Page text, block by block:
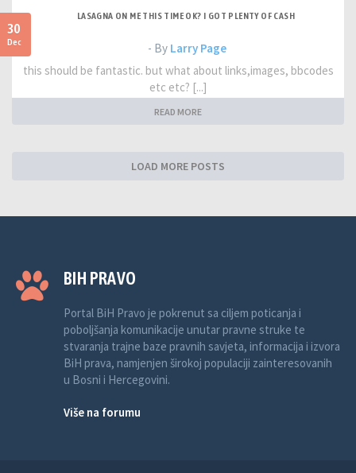
30
Dec
LASAGNA ON ME THIS TIME OK? I GOT PLENTY OF CASH
- By Larry Page
this should be fantastic. but what about links,images, bbcodes
etc etc? [...]
READ MORE
LOAD MORE POSTS
BIH PRAVO
Portal BiH Pravo je pokrenut sa ciljem poticanja i
poboljšanja komunikacije unutar pravne struke te
stvaranja trajne baze pravnih savjeta, informacija i izvora
BiH prava, namjenjen širokoj populaciji zainteresovanih
u Bosni i Hercegovini.
Više na forumu